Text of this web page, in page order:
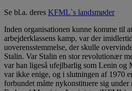
Se bl.a. deres KFML`s landsmøder
Inden organisationen kunne komme til
arbejderklassens kamp, var der
uoverensstemmelse, der skulle
Stalin. Var Stalin en stor revolutionær
var han ligeså ufejlbarlig som Lenin og
var ikke enige, og i slutningen af 1970
forbundet måtte nykonstituere sig